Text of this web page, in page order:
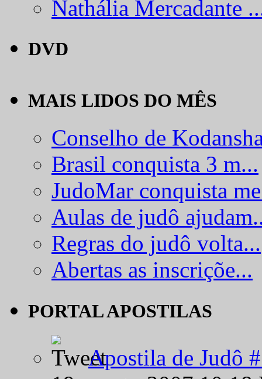
Nathália Mercadante
DVD
MAIS LIDOS DO MÊS
Conselho de
Brasil conquista 3 m...
JudoMar conquista
Aulas de judô
Regras do judô volta...
Abertas as inscriçõe...
PORTAL APOSTILAS
Apostila de Judô